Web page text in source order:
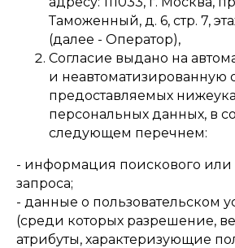
Таможенный, д. 6, стр. 7,
(далее - Оператор),
Согласие выдано на
и неавтоматизированную
предоставляемых
персональных данных, в
следующем перечнем:
- информация поискового или
запроса;
- данные о пользовательском
(среди которых разрешение,
атрибуты, характеризующие